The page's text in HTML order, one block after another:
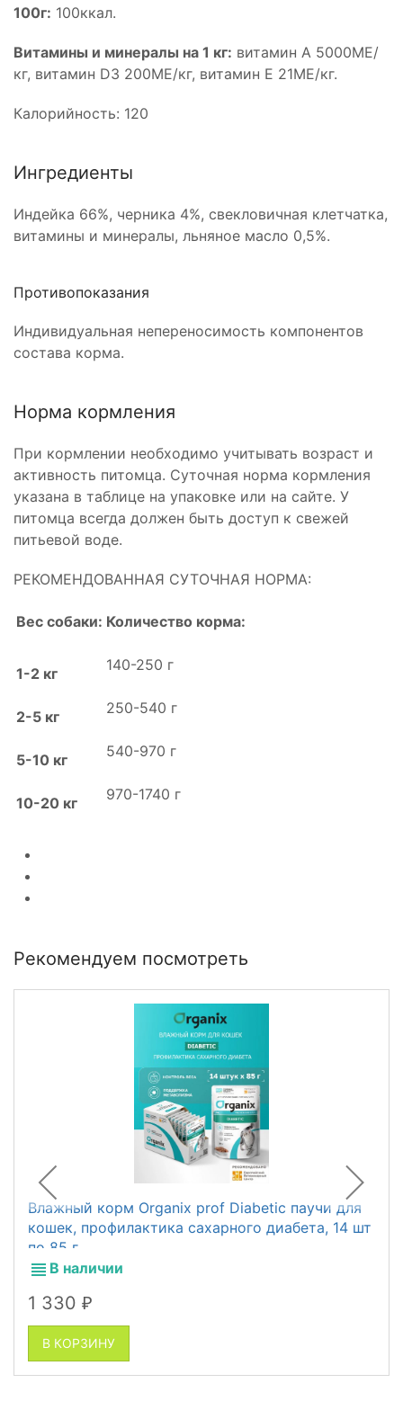
100г: 100ккал.
Витамины и минералы на 1 кг: витамин А 5000МЕ/
кг, витамин D3 200МЕ/кг, витамин Е 21МЕ/кг.
Калорийность: 120
Ингредиенты
Индейка 66%, черника 4%, свекловичная клетчатка,
витамины и минералы, льняное масло 0,5%.
Противопоказания
Индивидуальная непереносимость компонентов
состава корма.
Норма кормления
При кормлении необходимо учитывать возраст и
активность питомца. Суточная норма кормления
указана в таблице на упаковке или на сайте. У
питомца всегда должен быть доступ к свежей
питьевой воде.
РЕКОМЕНДОВАННАЯ СУТОЧНАЯ НОРМА:
Вес собаки: Количество корма:
1-2 кг 140-250 г
2-5 кг 250-540 г
5-10 кг 540-970 г
10-20 кг 970-1740 г
Рекомендуем посмотреть
Влажный корм Organix prof Diabetic паучи для
кошек, профилактика сахарного диабета, 14 шт
по 85 г
В наличии
1 330 ₽
В КОРЗИНУ